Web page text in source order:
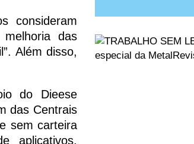
consideram
das
Além disso,
do Dieese
das Centrais
sem carteira
aplicativos,